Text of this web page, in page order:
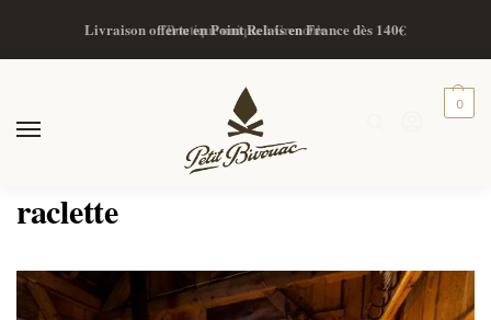
Livraison offerte en Point Relais en France dès 140€
Boutique unique à Grenoble
0
raclette